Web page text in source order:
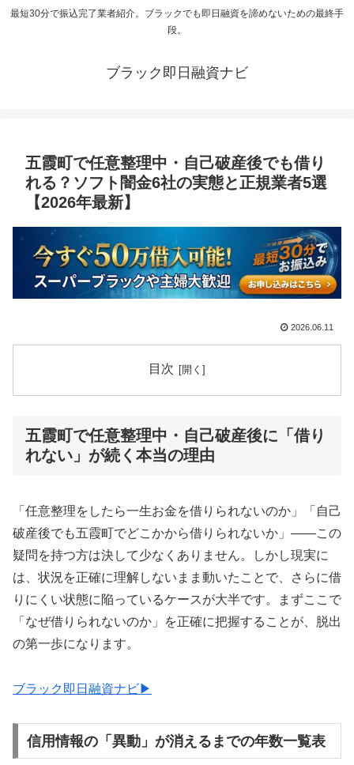
最短30分で振込完了業者紹介。ブラックでも即日融資を諦めないための最終手
段。
ブラック即日融資ナビ
五霞町で任意整理中・自己破産後でも借り
れる？ソフト闇金6社の実態と正規業者5選
【2026年最新】
2026.06.11
目次
五霞町で任意整理中・自己破産後に「借り
れない」が続く本当の理由
「任意整理をしたら一生お金を借りられないのか」「自己
破産後でも五霞町でどこかから借りられないか」——この
疑問を持つ方は決して少なくありません。しかし現実に
は、状況を正確に理解しないまま動いたことで、さらに借
りにくい状態に陥っているケースが大半です。まずここで
「なぜ借りられないのか」を正確に把握することが、脱出
の第一歩になります。
ブラック即日融資ナビ▶
信用情報の「異動」が消えるまでの年数一覧表